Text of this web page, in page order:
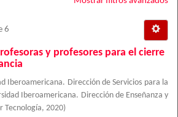
6
y profesores para el cierre
Iberoamericana. Dirección de Servicios para la
Iberoamericana. Dirección de Enseñanza y
Tecnología, 2020)